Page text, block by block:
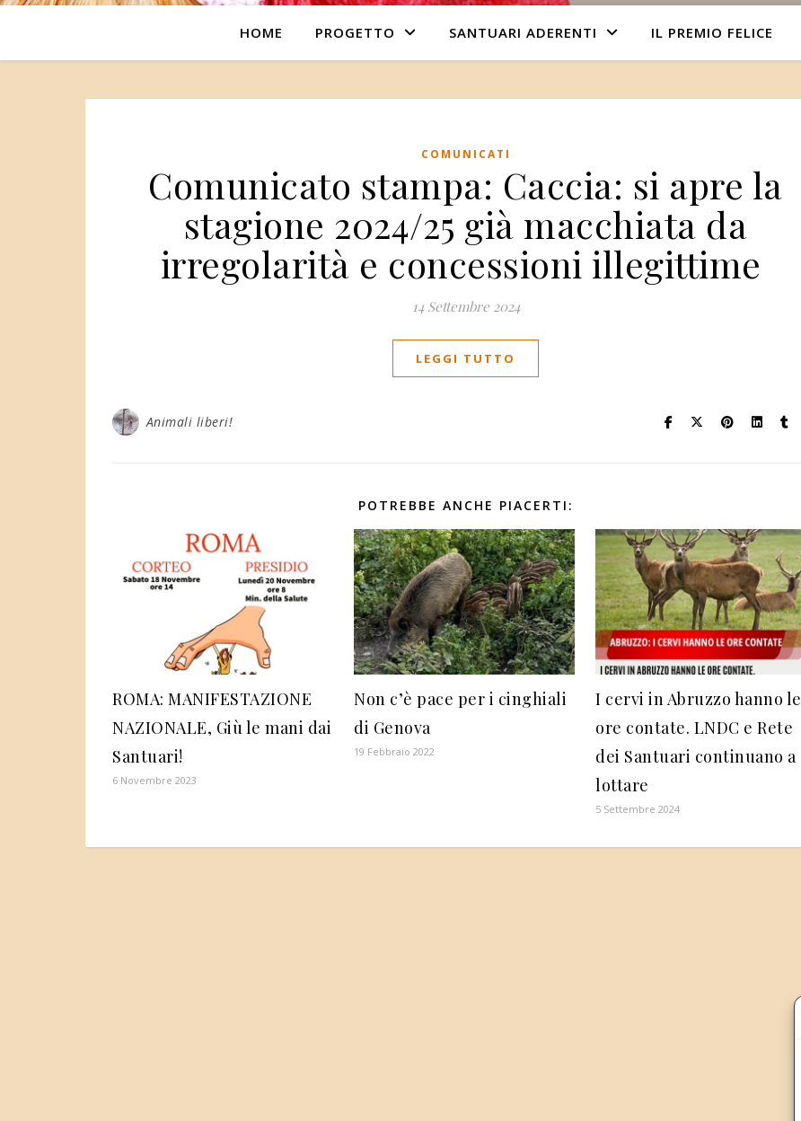
HOME PROGETTO SANTUARI ADERENTI IL PREMIO FELICE
COMUNICATI
Comunicato stampa: Caccia: si apre la
stagione 2024/25 già macchiata da
irregolarità e concessioni illegittime
14 Settembre 2024
LEGGI TUTTO
Animali liberi!
POTREBBE ANCHE PIACERTI:
ROMA: MANIFESTAZIONE
NAZIONALE, Giù le mani dai
Santuari!
6 Novembre 2023
Non c’è pace per i cinghiali
di Genova
19 Febbraio 2022
I cervi in Abruzzo hanno le
ore contate. LNDC e Rete
dei Santuari continuano a
lottare
5 Settembre 2024